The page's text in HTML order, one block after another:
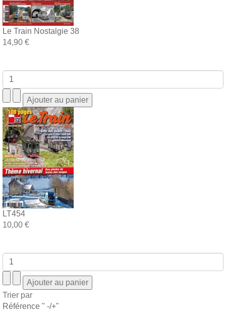
Le Train Nostalgie 38
14,90 €
LT454
10,00 €
Trier par
Référence " -/+"